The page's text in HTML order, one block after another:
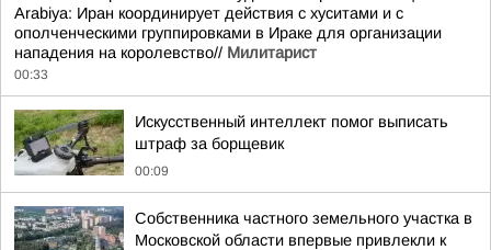
Arabiya: Иран координирует действия с хуситами и с
ополченческими группировками в Ираке для организации
нападения на королевство// Милитарист
00:33
Искусственный интеллект помог выписать
штраф за борщевик
00:09
Собственника частного земельного участка в
Московской области впервые привлекли к